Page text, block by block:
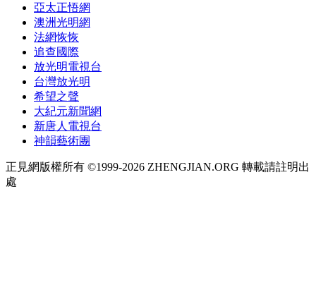
亞太正悟網
澳洲光明網
法網恢恢
追查國際
放光明電視台
台灣放光明
希望之聲
大紀元新聞網
新唐人電視台
神韻藝術團
正見網版權所有 ©1999-2026 ZHENGJIAN.ORG 轉載請註明出
處